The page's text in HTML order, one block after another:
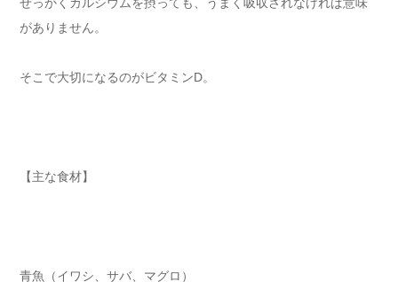
がありません。
そこで大切になるのがビタミンD。
【主な食材】
青魚（イワシ、サバ、マグロ）